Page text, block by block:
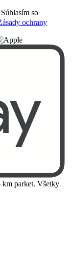
Súhlasím so
ochrany
parket. Všetky